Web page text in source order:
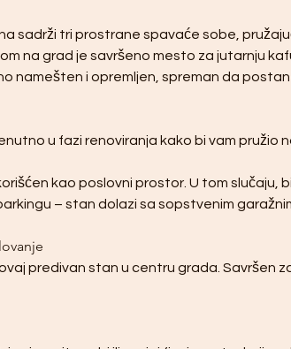
sadrži tri prostrane spavaće sobe,
na grad je savršeno mesto za jutarnju
namešten i opremljen, spreman da
u fazi renoviranja kako bi vam pružio
kao poslovni prostor. U tom slučaju,
– stan dolazi sa sopstvenim
predivan stan u centru grada. Savršen